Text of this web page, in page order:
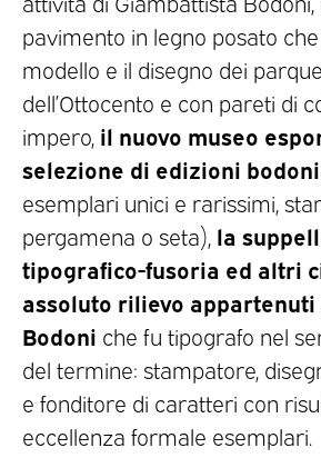
pavimento in legno posato
modello e il disegno dei
dell’Ottocento e con pareti di
impero, il nuovo museo
selezione di edizioni
esemplari unici e rarissimi,
pergamena o seta), la
tipografico-fusoria ed altri
assoluto rilievo appartenuti
Bodoni che fu tipografo nel
del termine: stampatore,
e fonditore di caratteri con
eccellenza formale esemplari.